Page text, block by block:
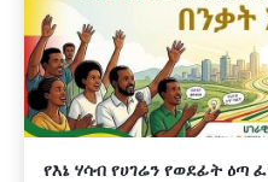
የእኔ ሃሳብ የሀገሬን የወደፊት ዕጣ